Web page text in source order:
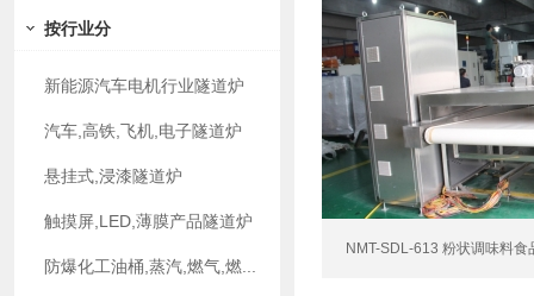
按行业分
新能源汽车电机行业隧道炉
汽车,高铁,飞机,电子隧道炉
悬挂式,浸漆隧道炉
触摸屏,LED,薄膜产品隧道炉
防爆化工油桶,蒸汽,燃气,燃...
NMT-SDL-613 粉状调味料食